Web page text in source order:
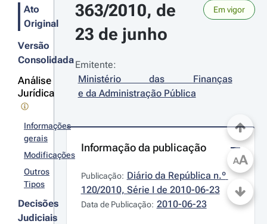
Ato
Original
Versão
Consolidada
Análise
Jurídica
Informações
gerais
Modificações
Outros
Tipos
Decisões
Judiciais
363/2010, de
23 de junho
Em vigor
Emitente:
Ministério das Finanças
e da Administração Pública
Informação da publicação
Publicação: Diário da República n.º
120/2010, Série I de 2010-06-23
Data de Publicação: 2010-06-23
AA